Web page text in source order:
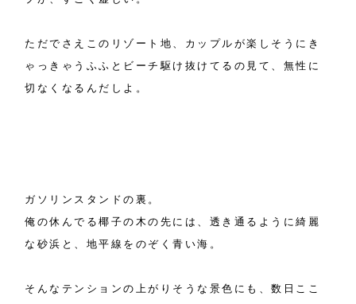
ただでさえこのリゾート地、カップルが楽しそうにき
ゃっきゃうふふとビーチ駆け抜けてるの見て、無性に
切なくなるんだしよ。
ガソリンスタンドの裏。
俺の休んでる椰子の木の先には、透き通るように綺麗
な砂浜と、地平線をのぞく青い海。
そんなテンションの上がりそうな景色にも、数日ここ